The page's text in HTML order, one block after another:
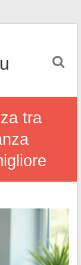
tra